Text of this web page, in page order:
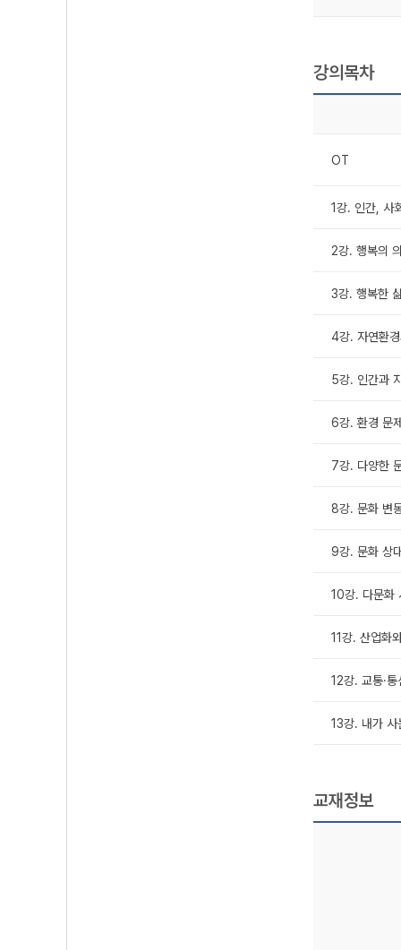
강의목차
OT
1강. 인간, 사
2강. 행복의
3강. 행복한
4강. 자연환
5강. 인간과
6강. 환경 문
7강. 다양한
8강. 문화 변
9강. 문화 상
10강. 다문화
11강. 산업화
12강. 교통·
13강. 내가
교재정보